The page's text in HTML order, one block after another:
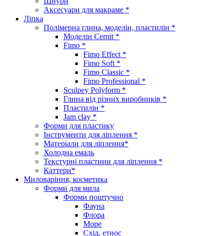
Аксесуари для макраме *
Ліпка
Полімерна глина, моделін, пластилін *
Моделін Cernit *
Fimo *
Fimo Effect *
Fimo Soft *
Fimo Classic *
Fimo Professional *
Sculpey Polyform *
Глина від різних виробників *
Пластилін *
Jam clay *
Форми для пластику
Інструменти для ліплення *
Матеріали для ліплення*
Холодна емаль
Текстурні пластини для ліплення *
Каттери*
Миловаріння, косметика
Форми для мила
Форми поштучно
Фауна
Флора
Море
Схід, етнос